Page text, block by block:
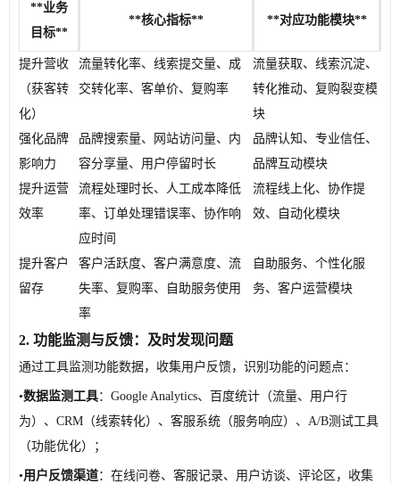
**业务
目标**
**核心指标** **对应功能模块**
提升营收
（获客转
化）
流量转化率、线索提交量、成
交转化率、客单价、复购率
流量获取、线索沉淀、
转化推动、复购裂变模
块
强化品牌
影响力
品牌搜索量、网站访问量、内
容分享量、用户停留时长
品牌认知、专业信任、
品牌互动模块
提升运营
效率
流程处理时长、人工成本降低
率、订单处理错误率、协作响
应时间
流程线上化、协作提
效、自动化模块
提升客户
留存
客户活跃度、客户满意度、流
失率、复购率、自助服务使用
率
自助服务、个性化服
务、客户运营模块
2. 功能监测与反馈：及时发现问题
通过工具监测功能数据，收集用户反馈，识别功能的问题点：
•数据监测工具：Google Analytics、百度统计（流量、用户行
为）、CRM（线索转化）、客服系统（服务响应）、A/B测试工具
（功能优化）；
•用户反馈渠道：在线问卷、客服记录、用户访谈、评论区，收集